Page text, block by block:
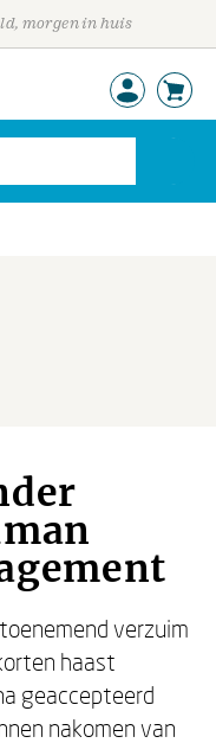
morgen in huis
verzuim
haast
geaccepteerd
nakomen van